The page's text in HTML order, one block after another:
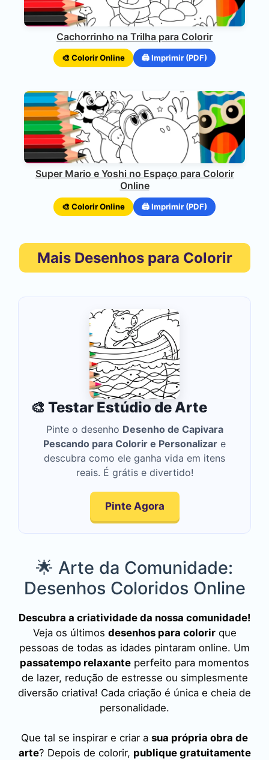
Cachorrinho na Trilha para Colorir
🎨 Colorir Online 🖨️ Imprimir (PDF)
Super Mario e Yoshi no Espaço para Colorir
Online
🎨 Colorir Online 🖨️ Imprimir (PDF)
Mais Desenhos para Colorir
🎨 Testar Estúdio de Arte
Pinte o desenho Desenho de Capivara
Pescando para Colorir e Personalizar e
descubra como ele ganha vida em itens
reais. É grátis e divertido!
Pinte Agora
🌟 Arte da Comunidade:
Desenhos Coloridos Online
Descubra a criatividade da nossa comunidade!
Veja os últimos desenhos para colorirque
pessoas de todas as idades pintaram online. Um
passatempo relaxante perfeito para momentos
de lazer, redução de estresse ou simplesmente
diversão criativa! Cada criação é única e cheia de
personalidade.
Que tal se inspirar e criar a sua própria obra de
arte? Depois de colorir, publique gratuitamente